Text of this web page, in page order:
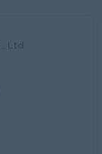
Ltd